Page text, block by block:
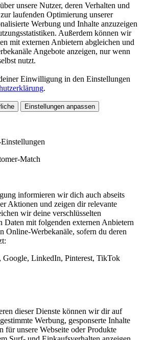
unsere Nutzer, deren Verhalten und
laufenden Optimierung unserer
Werbung und Inhalte anzuzeigen
Außerdem können wir
mit externen Anbietern abgleichen und
Angebote anzeigen, nur wenn
nutzt.
Einwilligung in den Einstellungen
.
Einstellungen anpassen
Match
informieren wir dich auch abseits
Aktionen und zeigen dir relevante
wir deine verschlüsselten
Daten mit folgenden externen Anbietern
Online-Werbekanäle, sofern du deren
Google, LinkedIn, Pinterest, TikTok
dieser Dienste können wir dir auf
Werbung, gesponserte Inhalte
für unsere Webseite oder Produkte